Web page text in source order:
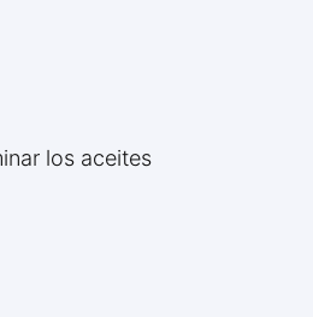
los aceites